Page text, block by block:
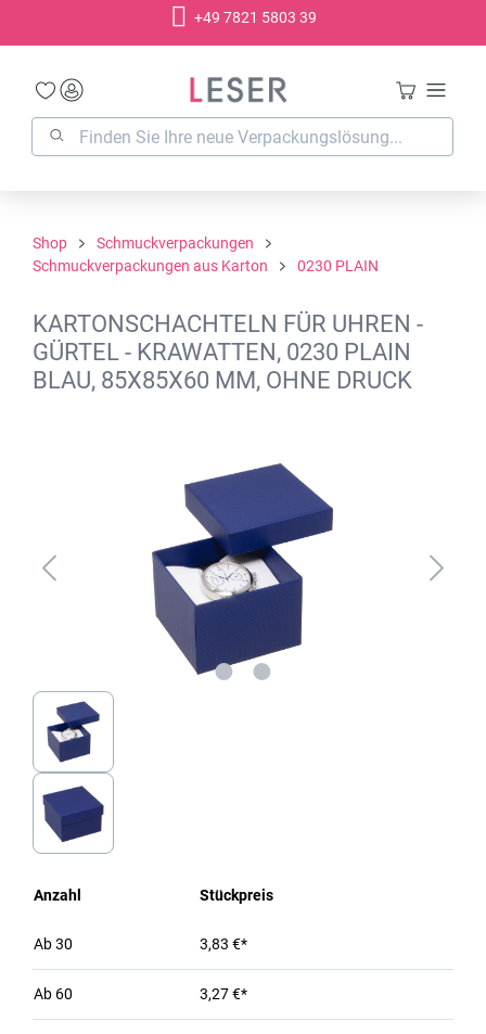
+49 7821 5803 39
Shop
Schmuckverpackungen
Schmuckverpackungen aus Karton
0230 PLAIN
KARTONSCHACHTELN FÜR UHREN -
GÜRTEL - KRAWATTEN, 0230 PLAIN
BLAU, 85X85X60 MM, OHNE DRUCK
Anzahl Stückpreis
Ab30 3,83 €*
Ab 60 3,27 €*